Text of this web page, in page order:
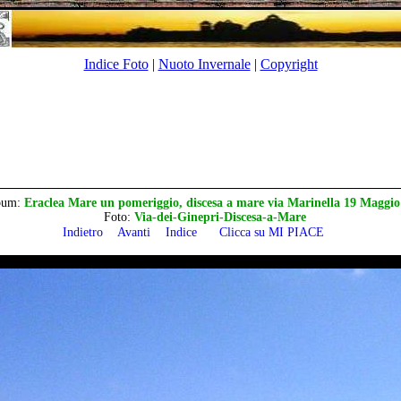
Indice Foto| Nuoto Invernale| Copyright
Eraclea Mare un pomeriggio, discesa a mare via Marinella 19 Maggio
Foto: Via-dei-Ginepri-Discesa-a-Mare
Indietro
Avanti Indice Clicca su MI PIACE